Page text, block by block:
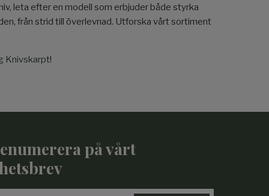
leta efter en modell som erbjuder både styrka
från strid till överlevnad. Utforska vårt sortiment
Knivskarpt!
på vårt